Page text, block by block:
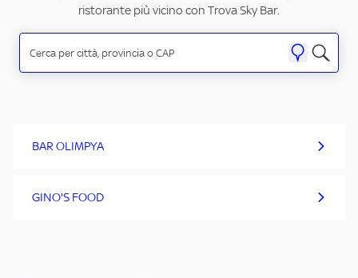
ristorante più vicino con Trova Sky Bar.
BAR OLIMPYA
GINO'S FOOD